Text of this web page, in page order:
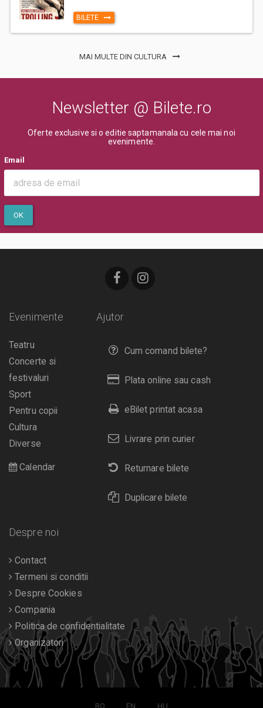
BILETE
MAI MULTE DIN CULTURA
Newsletter @ Bilete.ro
Oferte exclusive si o editie saptamanala cu cele mai noi
evenimente.
Email
OK
Ajutor
Cum comand bilete?
Plata online sau cash
eBilet printat acasa
Livrare prin curier
Returnare bilete
Duplicare bilete
Evenimente
Teatru
Concerte si
festivaluri
Sport
Pentru copii
Cultura
Diverse
Calendar
Despre noi
Contact
Termeni si conditii
Despre Cookies
Compania
Politica de confidentialitate
Organizatori
RO EN HU